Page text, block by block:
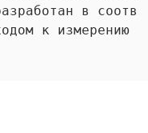
в
к измерению